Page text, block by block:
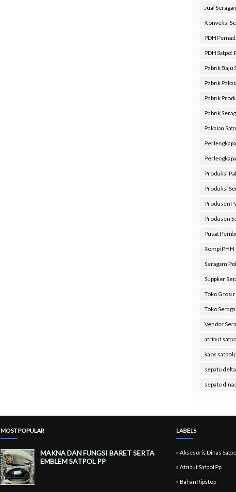
Jual
Konveksi
PDH
PDH Satpol
Pabrik Baju
Pabrik
Pabrik
Pabrik
Pakaian
Produksi
Produksi
Produsen
Produsen
Pusat
Rompi PHH
Seragam
Supplier
Toko Grosir
Toko
Vendor
atribut
kaos satpol
sepatu
sepatu
MOST POPULAR
MAKNA DAN FUNGSI BARET SERTA
EMBLEM SATPOL PP
LABELS
Aksesoris Dinas
Atribut Satpol Pp
Bahan Ripstop